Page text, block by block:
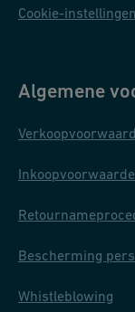
Cookie-instellingen
Algemene
Bescherming
Whistleblowing